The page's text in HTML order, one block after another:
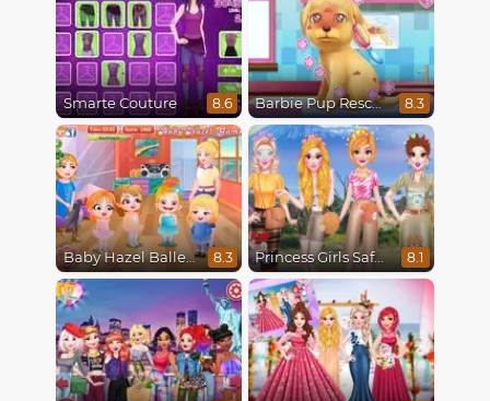
Smarte Couture 8.6 Barbie Pup Rescue 8.3
Baby Hazel Ballerina Dance 8.3 Princess Girls Safari Trip 8.1